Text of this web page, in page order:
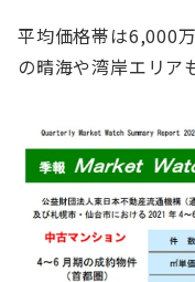
平均価格帯は6,000
の晴海や湾岸エリア